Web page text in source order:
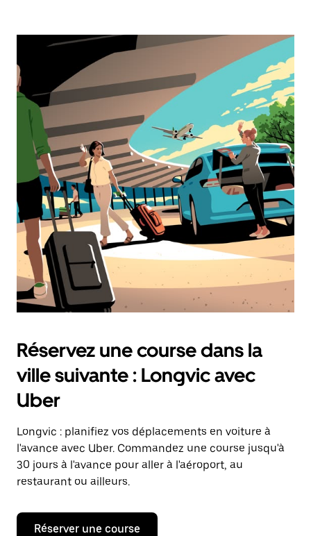
interagir
avec
le
calendrier
sélectionner
une
date.
Appuyez
sur
touche
d'échappement
pour
fermer
le
calendrier.
Réservez une course dans la
ville suivante : Longvic avec
Uber
Longvic : planifiez vos déplacements en voiture à
l'avance avec Uber. Commandez une course jusqu'à
30 jours à l'avance pour aller à l'aéroport, au
restaurant ou ailleurs.
Réserver une course